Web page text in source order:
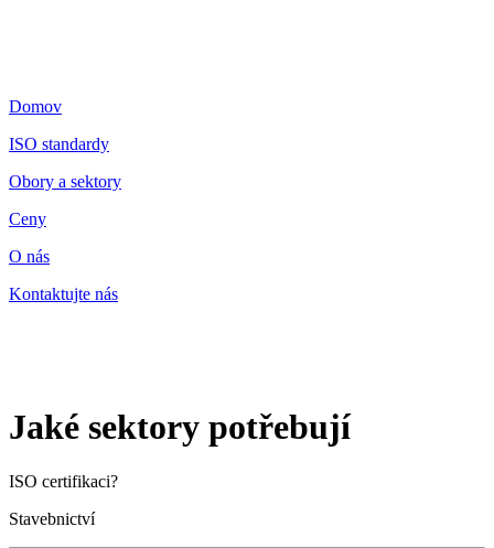
Domov
ISO standardy
Obory a sektory
Ceny
O nás
Kontaktujte nás
Jaké sektory potřebují
ISO certifikaci?
Stavebnictví